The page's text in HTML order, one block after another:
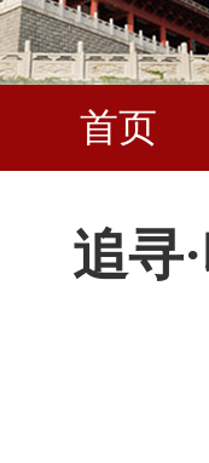
首页
追寻